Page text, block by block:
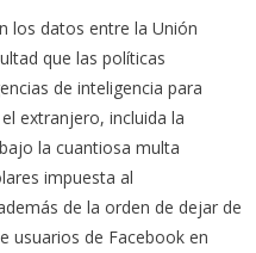
los datos entre la Unión
que las políticas
de inteligencia para
extranjero, incluida la
la cuantiosa multa
impuesta al
de la orden de dejar de
usuarios de Facebook en